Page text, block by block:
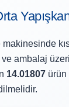
ambalaj
14.01807 ürün